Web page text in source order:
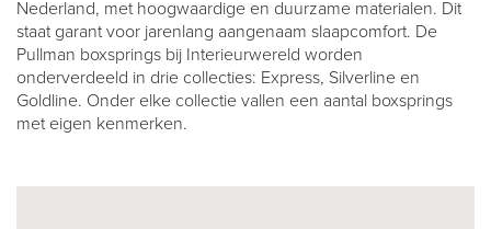
Nederland, met hoogwaardige en duurzame materialen. Dit
staat garant voor jarenlang aangenaam slaapcomfort. De
Pullman boxsprings bij Interieurwereld worden
onderverdeeld in drie collecties: Express, Silverline en
Goldline. Onder elke collectie vallen een aantal boxsprings
met eigen kenmerken.